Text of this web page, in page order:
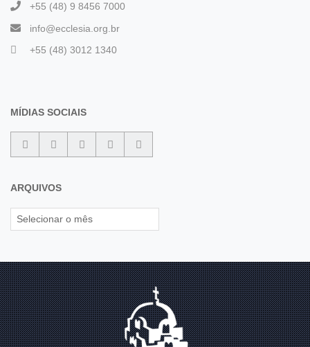
+55 (48) 9 8456 7000
info@ecclesia.org.br
+55 (48) 3012 1340
MÍDIAS SOCIAIS
ARQUIVOS